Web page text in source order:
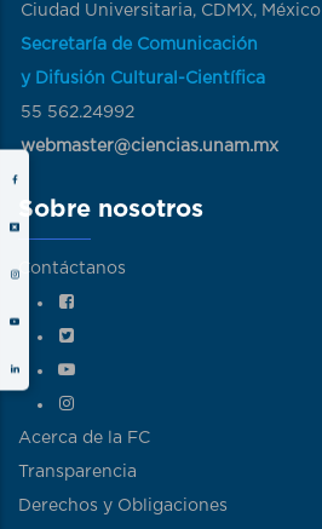
Ciudad Universitaria, CDMX, México
Secretaría de Comunicación
y Difusión Cultural-Científica
55 562.24992
webmaster@ciencias.unam.mx
Sobre nosotros
Contáctanos
Acerca de la FC
Transparencia
Derechos y Obligaciones